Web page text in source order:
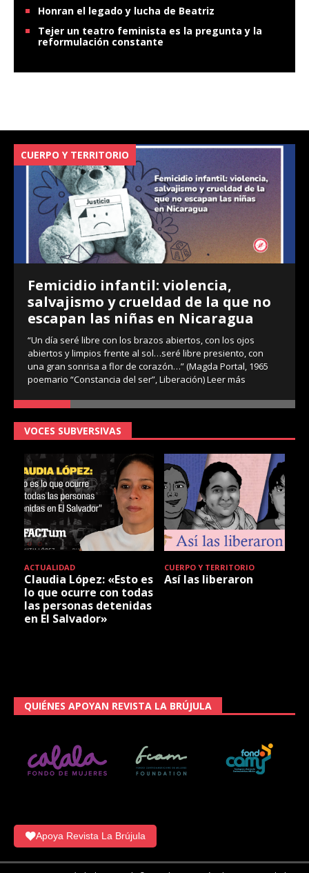
Honran el legado y lucha de Beatriz
Tejer un teatro feminista es la pregunta y la
reformulación constante
CUERPO Y TERRITORIO
Femicidio infantil: violencia,
salvajismo y crueldad de la que no
escapan las niñas en Nicaragua
“Un día seré libre con los brazos abiertos, con los ojos
abiertos y limpios frente al sol…seré libre presiento, con
una gran sonrisa a flor de corazón…” (Magda Portal, 1965
poemario “Constancia del ser”, Liberación)Leer más
VOCES SUBVERSIVAS
ACTUALIDAD
Claudia López: «Esto es
lo que ocurre con todas
las personas detenidas
en El Salvador»
CUERPO Y TERRITORIO
Así las liberaron
QUIÉNES APOYAN REVISTA LA BRÚJULA
Apoya Revista La Brújula